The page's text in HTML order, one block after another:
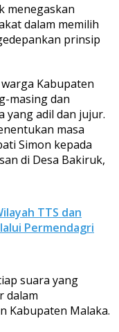
menegaskan
dalam memilih
prinsip
Kabupaten
masing dan
yang adil dan jujur.
masa
Simon kepada
di Desa Bakiruk,
TTS dan
Permendagri
suara yang
dalam
Kabupaten Malaka.